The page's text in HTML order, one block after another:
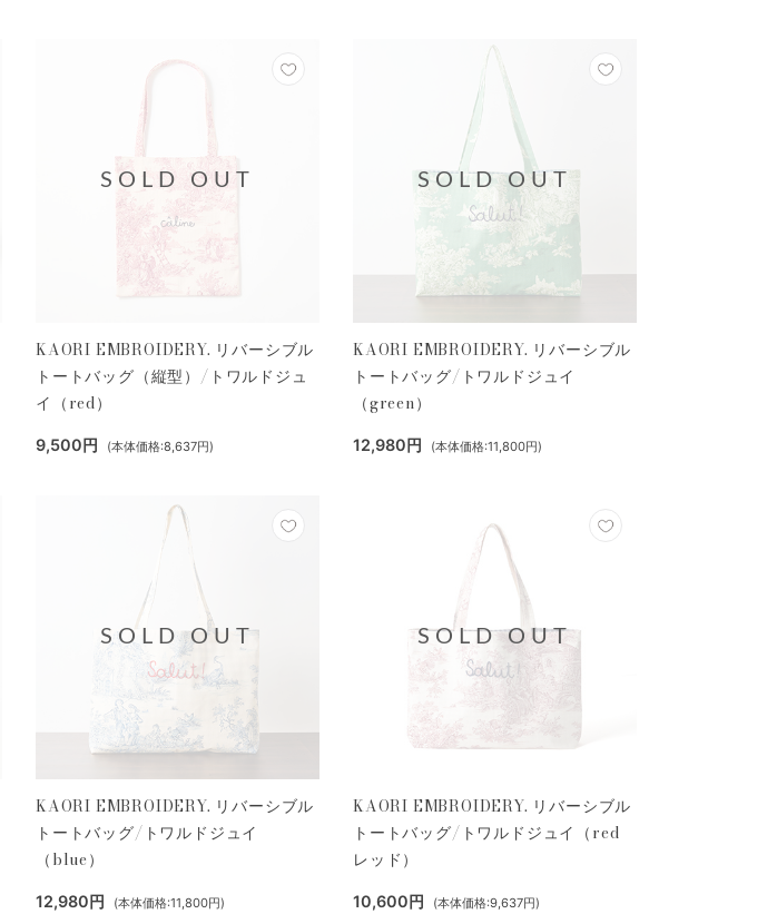
KAORI EMBROIDERY. リバーシブル
トートバッグ（縦型）/トワルドジュ
イ（red）
9,500円 (本体価格:8,637円)
SOLD OUT
KAORI EMBROIDERY. リバーシブル
トートバッグ/トワルドジュイ
（green）
12,980円 (本体価格:11,800円)
SOLD OUT
KAORI EMBROIDERY. リバーシブル
トートバッグ/トワルドジュイ
（blue）
12,980円 (本体価格:11,800円)
SOLD OUT
KAORI EMBROIDERY. リバーシブル
トートバッグ/トワルドジュイ（red
レッド）
10,600円 (本体価格:9,637円)
SOLD OUT